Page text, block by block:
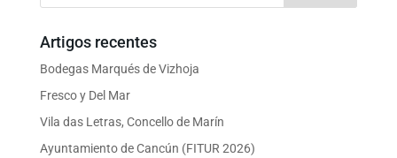
Artigos recentes
Bodegas Marqués de Vizhoja
Fresco y Del Mar
Vila das Letras, Concello de Marín
Ayuntamiento de Cancún (FITUR 2026)